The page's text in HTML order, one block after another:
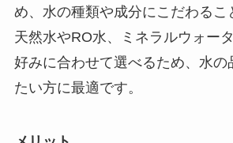
め、水の種類や成分にこだわるこ
天然水やRO水、ミネラルウォー
好みに合わせて選べるため、水の
たい方に最適です。